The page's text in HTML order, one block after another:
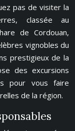
pas de visiter la
classée au
de Cordouan,
vignobles du
prestigieux de la
des excursions
pour vous faire
de la région.